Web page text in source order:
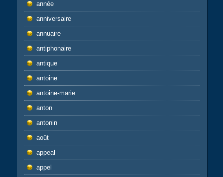
année
anniversaire
annuaire
antiphonaire
antique
antoine
antoine-marie
anton
antonin
août
appeal
appel